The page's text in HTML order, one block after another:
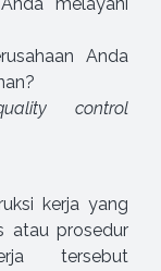
Anda
control
kerja yang
atau prosedur
tersebut